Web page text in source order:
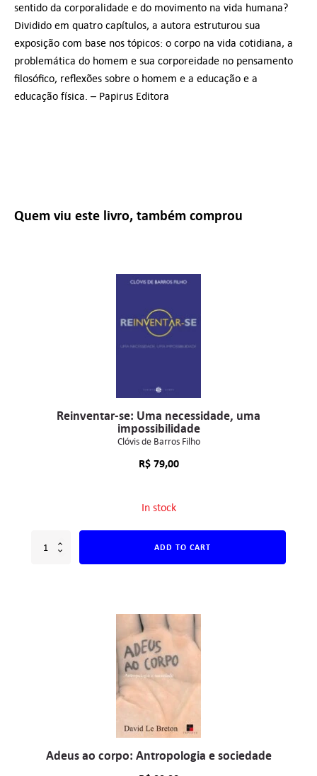
sentido da corporalidade e do movimento na vida humana?
Dividido em quatro capítulos, a autora estruturou sua
exposição com base nos tópicos: o corpo na vida cotidiana, a
problemática do homem e sua corporeidade no pensamento
filosófico, reflexões sobre o homem e a educação e a
educação física. – Papirus Editora
Quem viu este livro, também comprou
Reinventar-se: Uma necessidade, uma
impossibilidade
Clóvis de Barros Filho
R$79,00
In stock
ADD TO CART
Adeus ao corpo: Antropologia e sociedade